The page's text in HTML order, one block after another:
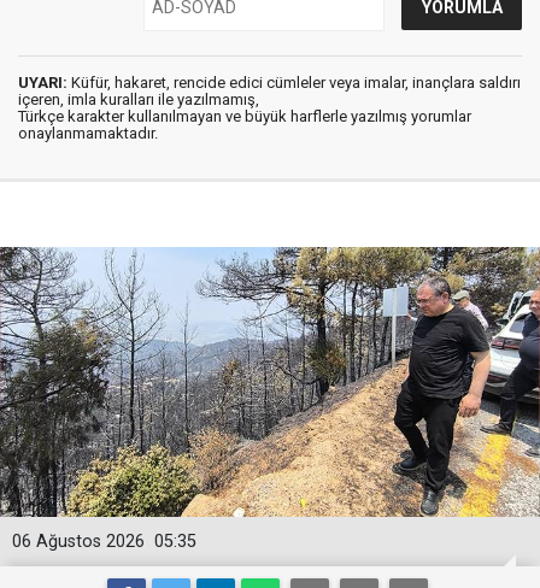
UYARI: Küfür, hakaret, rencide edici cümleler veya imalar, inançlara saldırı
içeren, imla kuralları ile yazılmamış,
Türkçe karakter kullanılmayan ve büyük harflerle yazılmış yorumlar
onaylanmamaktadır.
05:35
06 Ağustos 2026